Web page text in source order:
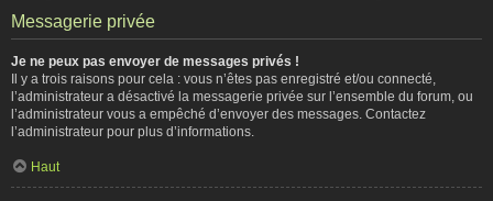
Messagerie privée
Je ne peux pas envoyer de messages privés !
Il y a trois raisons pour cela : vous n’êtes pas enregistré et/ou connecté,
l’administrateur a désactivé la messagerie privée sur l’ensemble du forum, ou
l’administrateur vous a empêché d’envoyer des messages. Contactez
l’administrateur pour plus d’informations.
Haut